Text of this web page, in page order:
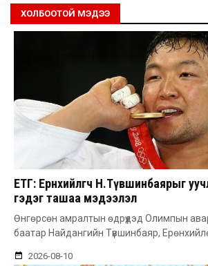
ХОЛБООТОЙ МЭДЭЭ
ЕТГ: Ерөнхийлөгч Н.Түвшинбаярыг
гэдэг ташаа мэдээлэл
Өнгөрсөн амралтын өдрүүдэд Олимпын
баатар Найдангийн Түвшинбаяр,
2026-08-10